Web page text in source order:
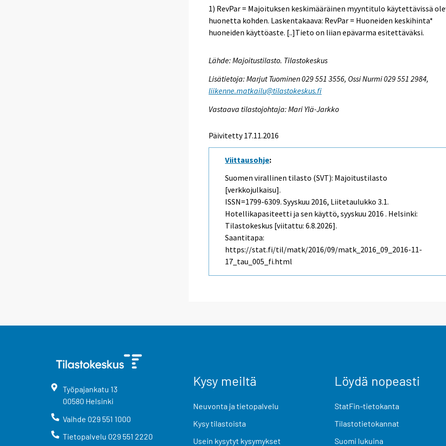
1) RevPar = Majoituksen keskimääräinen myyntitulo käytettävissä
huonetta kohden. Laskentakaava: RevPar = Huoneiden keskihinta*
huoneiden käyttöaste. [..]Tieto on liian epävarma esitettäväksi.
Lähde: Majoitustilasto. Tilastokeskus
Lisätietoja: Marjut Tuominen 029 551 3556, Ossi Nurmi 029 551 2984,
liikenne.matkailu@tilastokeskus.fi
Vastaava tilastojohtaja: Mari Ylä-Jarkko
Päivitetty 17.11.2016
Viittausohje:
Suomen virallinen tilasto (SVT): Majoitustilasto
[verkkojulkaisu].
ISSN=1799-6309.Syyskuu 2016, Liitetaulukko 3.1.
Hotellikapasiteetti ja sen käyttö, syyskuu 2016 . Helsinki:
Tilastokeskus [viitattu: 6.8.2026].
Saantitapa:
https://stat.fi/til/matk/2016/09/matk_2016_09_2016-11-
17_tau_005_fi.html
Työpajankatu 13
00580 Helsinki
Vaihde 029 551 1000
Tietopalvelu 029 551 2220
Kysy meiltä
Neuvonta ja tietopalvelu
Kysy tilastoista
Usein kysytyt kysymykset
Löydä nopeasti
StatFin-tietokanta
Tilastotietokannat
Suomi lukuina